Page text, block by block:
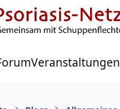
Veranstaltungen